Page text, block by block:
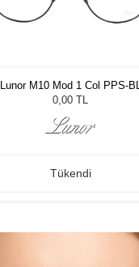
Lunor M10 Mod 1 Col PPS-BL
0,00 TL
Tükendi